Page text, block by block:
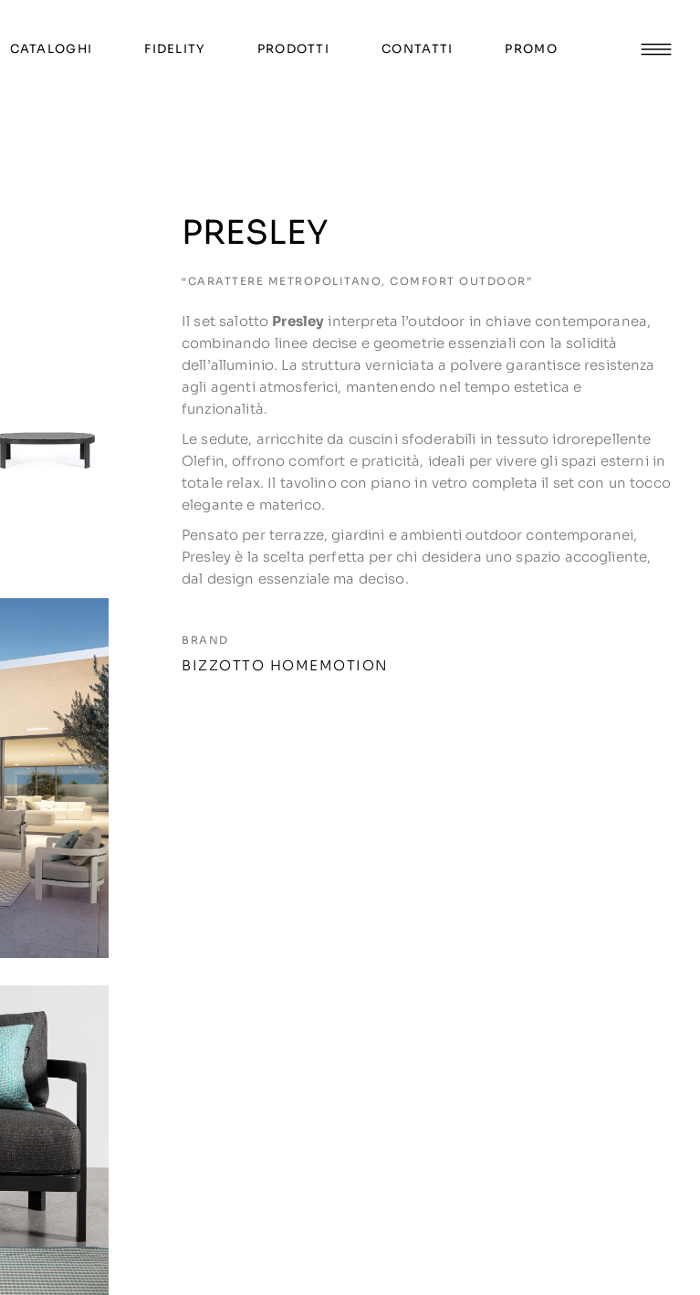
CATALOGHI FIDELITY PRODOTTI CONTATTI PROMO
PRESLEY
“CARATTERE METROPOLITANO, COMFORT OUTDOOR”
Il set salotto Presley interpreta l’outdoor in chiave contemporanea,
combinando linee decise e geometrie essenziali con la solidità
dell’alluminio. La struttura verniciata a polvere garantisce resistenza
agli agenti atmosferici, mantenendo nel tempo estetica e
funzionalità.
Le sedute, arricchite da cuscini sfoderabili in tessuto idrorepellente
Olefin, offrono comfort e praticità, ideali per vivere gli spazi esterni in
totale relax. Il tavolino con piano in vetro completa il set con un tocco
elegante e materico.
Pensato per terrazze, giardini e ambienti outdoor contemporanei,
Presley è la scelta perfetta per chi desidera uno spazio accogliente,
dal design essenziale ma deciso.
BRAND
BIZZOTTO HOMEMOTION